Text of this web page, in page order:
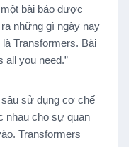
bài báo được
những gì ngày nay
Transformers. Bài
all you need.”
sử dụng cơ chế
nhau cho sự quan
Transformers